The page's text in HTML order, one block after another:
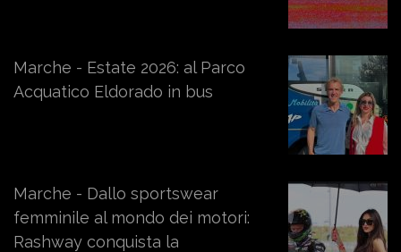
Marche - Estate 2026: al Parco
Acquatico Eldorado in bus
Marche - Dallo sportswear
femminile al mondo dei motori:
Rashway conquista la